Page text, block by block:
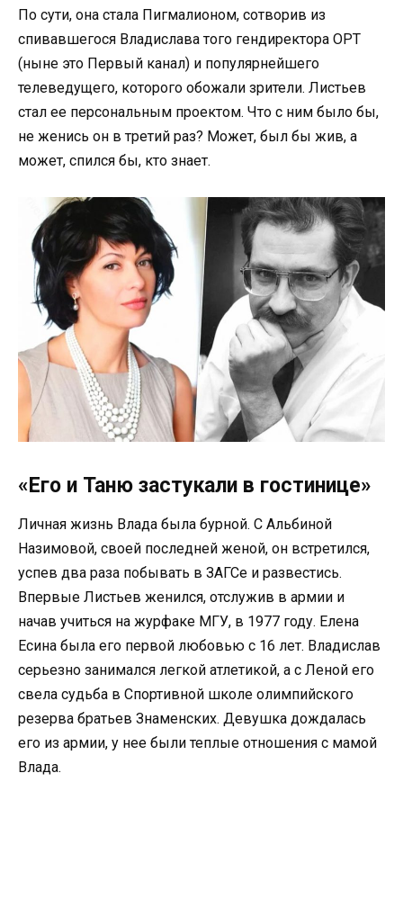
По сути, она стала Пигмалионом, сотворив из
спивавшегося Владислава того гендиректора ОРТ
(ныне это Первый канал) и популярнейшего
телеведущего, которого обожали зрители. Листьев
стал ее персональным проектом. Что с ним было бы,
не женись он в третий раз? Может, был бы жив, а
может, спился бы, кто знает.
«Его и Таню застукали в гостинице»
Личная жизнь Влада была бурной. С Альбиной
Назимовой, своей последней женой, он встретился,
успев два раза побывать в ЗАГСе и развестись.
Впервые Листьев женился, отслужив в армии и
начав учиться на журфаке МГУ, в 1977 году. Елена
Есина была его первой любовью с 16 лет. Владислав
серьезно занимался легкой атлетикой, а с Леной его
свела судьба в Спортивной школе олимпийского
резерва братьев Знаменских. Девушка дождалась
его из армии, у нее были теплые отношения с мамой
Влада.